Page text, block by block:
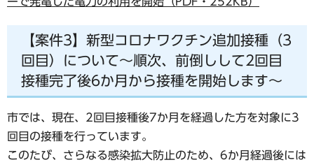
【案件3】新型コロナワクチン追加接種（3
回目）について～順次、前倒しして2回目
接種完了後6か月から接種を開始します～
市では、現在、2回目接種後7か月を経過した方を対象に3
回目の接種を行っています。
このたび、さらなる感染拡大防止のため、6か月経過後には